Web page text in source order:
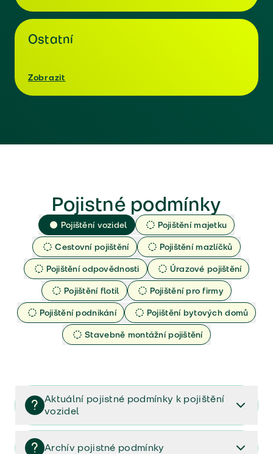
Ostatní
Zobrazit
Pojistné podmínky
Pojištění vozidel
Pojištění majetku
Cestovní pojištění
Pojištění mazlíčků
Pojištění odpovědnosti
Úrazové pojištění
Pojištění flotil
Pojištění pro firmy
Pojištění podnikání
Pojištění bytových domů
Stavebně montážní pojištění
Aktuální pojistné podmínky k pojištění
vozidel
Pojištění vozidel/Pojistné podmínky a vše důležité ke
smlouvě (PDF)
Archív pojistné podmínky